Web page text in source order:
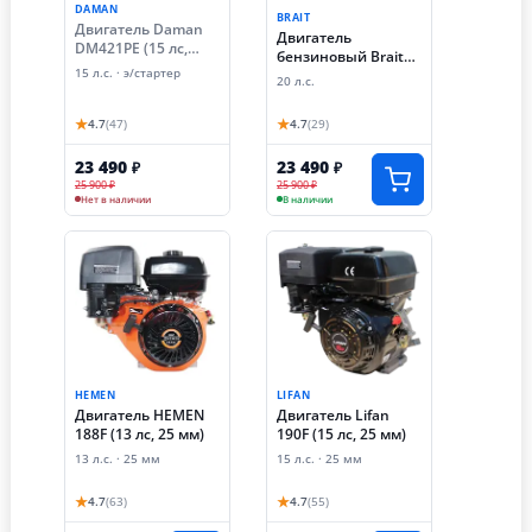
DAMAN
Двигатель Daman
DM421PE (15 лc,
электростартер, 25
15 л.с. · э/стартер
★4.7(47)
23 490 ₽
25 900 ₽
Нет в наличии
BRAIT
Двигатель
бензиновый Brait
BR480P (20 лс,
20 л.с.
★4.7(29)
23 490 ₽
25 900 ₽
В наличии
HEMEN
Двигатель HEMEN
188F (13 лс, 25 мм)
13 л.с. · 25 мм
★4.7(63)
LIFAN
Двигатель Lifan
190F (15 лс, 25 мм)
15 л.с. · 25 мм
★4.7(55)